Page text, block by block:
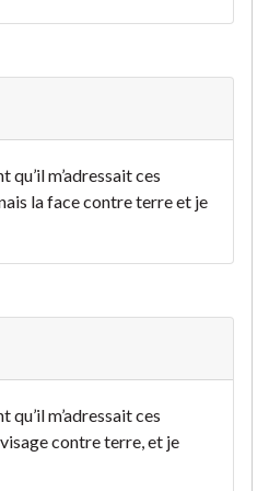
qu’il m’adressait ces
la face contre terre et je
qu’il m’adressait ces
contre terre, et je